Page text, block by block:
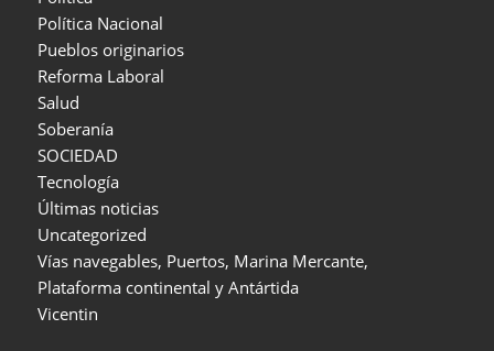
Política Nacional
Pueblos originarios
Reforma Laboral
Salud
Soberanía
SOCIEDAD
Tecnología
Últimas noticias
Uncategorized
Vías navegables, Puertos, Marina Mercante,
Plataforma continental y Antártida
Vicentin